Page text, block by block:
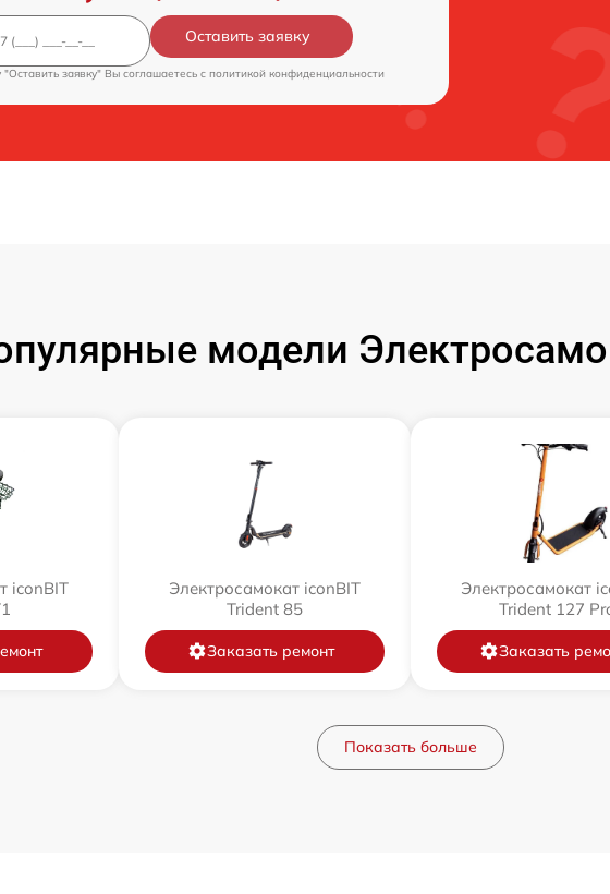
Оставить заявку
заявку" Вы соглашаетесь c политикой конфиденциальности
модели
iconBIT
Электросамокат iconBIT
Trident 85
Заказать ремонт
Электросамокат
Trident 127
Заказать
Показать больше